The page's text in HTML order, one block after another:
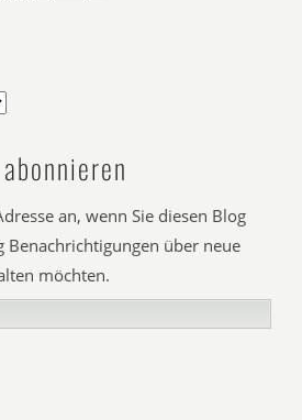
an, wenn Sie diesen Blog
über neue
möchten.